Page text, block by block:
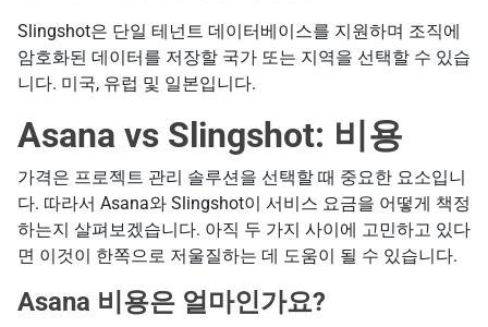
Slingshot은 단일 테넌트 데이터베이스를 지원하며 조직에
암호화된 데이터를 저장할 국가 또는 지역을 선택할 수 있습
니다. 미국, 유럽 및 일본입니다.
Asana vs Slingshot: 비용
가격은 프로젝트 관리 솔루션을 선택할 때 중요한 요소입니
다. 따라서 Asana와 Slingshot이 서비스 요금을 어떻게 책정
하는지 살펴보겠습니다. 아직 두 가지 사이에 고민하고 있다
면 이것이 한쪽으로 저울질하는 데 도움이 될 수 있습니다.
Asana 비용은 얼마인가요?